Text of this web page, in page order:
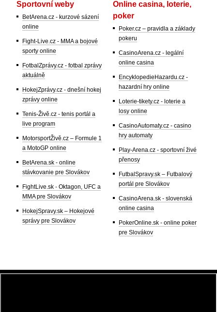
Sportovní weby
BetArena.cz - kurzové sázení
online
Fight-Live.cz - MMA a bojové
sporty online
FotbalZprávy.cz - fotbal zprávy
aktuálně
HokejZprávy.cz - dnešní hokej
zprávy online
Tenis-Živě.cz - tenis portál a
live program
MotorsportŽivě.cz – Formule 1
a MotoGP online
BetArena.sk - online
stávkovanie pre Slovákov
FightLive.sk - Oktagon, UFC a
MMA pre Slovákov
HokejSpravy.sk – Hokejové
správy pre Slovákov
Online casina, loterie,
poker
Poker.cz – pravidla a základy
pokeru
CasinoArena.cz - legální
online casina
EncyklopedieHazardu.cz -
hazardní hry online
Loterie-tikety.cz - loterie a
losy online
CasinoAutomaty.cz - casino
hry automaty
Play-Arena.cz - sportovní živé
přenosy
FutbalSpravy.sk – Futbalový
portál pre Slovákov
CasinoArena.sk - slovenská
online casina
PokerOnline.sk - online poker
pre Slovákov